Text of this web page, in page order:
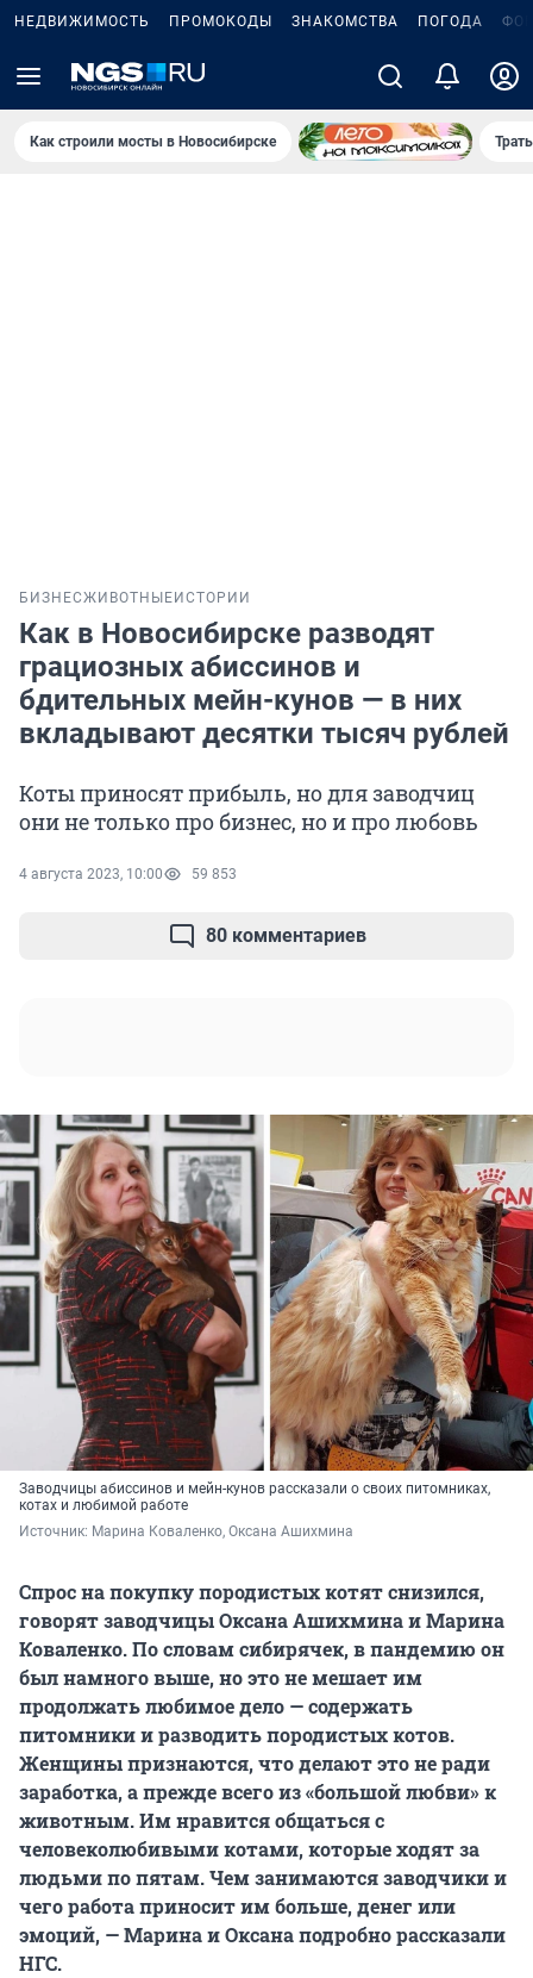
НЕДВИЖИМОСТЬ ПРОМОКОДЫ ЗНАКОМСТВА ПОГОДА
Как строили мосты в Новосибирске
БИЗНЕСЖИВОТНЫЕ ИСТОРИИ
Как в Новосибирске разводят
грациозных абиссинов и
бдительных мейн-кунов — в них
вкладывают десятки тысяч рублей
Коты приносят прибыль, но для заводчиц
они не только про бизнес, но и про любовь
4 августа 2023, 10:00 59 853
80 комментариев
Заводчицы абиссинов и мейн-кунов рассказали о своих питомниках,
котах и любимой работе
Источник: Марина Коваленко, Оксана Ашихмина
Спрос на покупку породистых котят снизился,
говорят заводчицы Оксана Ашихмина и Марина
Коваленко. По словам сибирячек, в пандемию он
был намного выше, но это не мешает им
продолжать любимое дело — содержать
питомники и разводить породистых котов.
Женщины признаются, что делают это не ради
заработка, а прежде всего из «большой любви» к
животным. Им нравится общаться с
человеколюбивыми котами, которые ходят за
людьми по пятам. Чем занимаются заводчики и
чего работа приносит им больше, денег или
эмоций, — Марина и Оксана подробно рассказали
НГС.